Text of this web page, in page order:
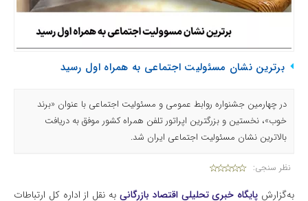
برترین نشان مسئولیت اجتماعی به همراه اول رسید
در چهارمین جشنواره روابط عمومی و مسئولیت اجتماعی با عنوان «برند
خوب»، نخستین و بزرگترین اپراتور تلفن همراه کشور موفق به دریافت
بالاترین نشان مسئولیت اجتماعی ایران شد.
نظر سنجی:
به‌گزارش پایگاه خبری تحلیلی اقتصاد بازرگانی به نقل از اداره کل ارتباطات